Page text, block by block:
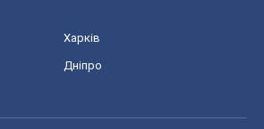
Харків
Дніпро